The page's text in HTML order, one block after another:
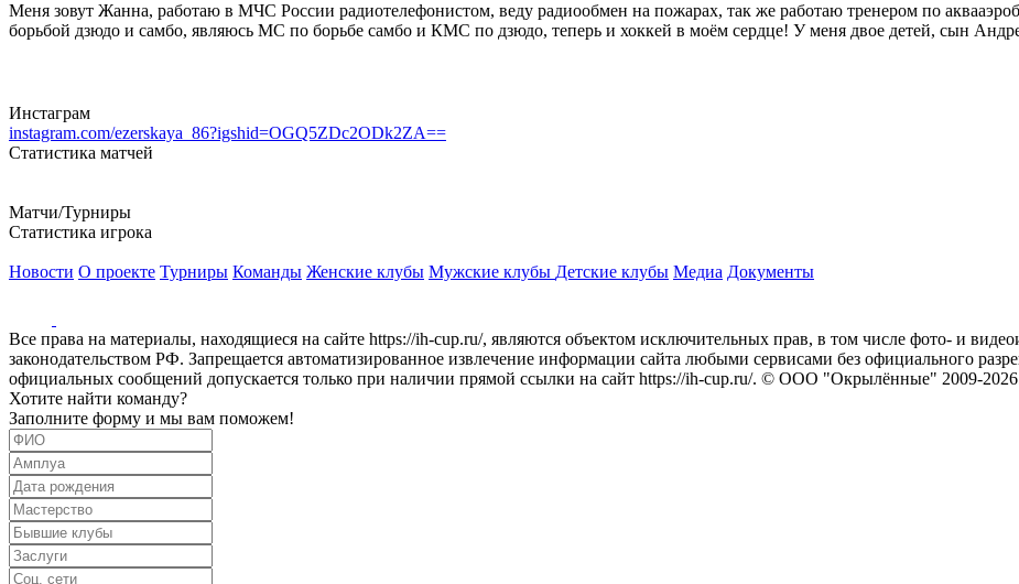
Меня зовут Жанна, работаю в МЧС России радиотелефонистом, веду радиообмен на пожарах, так же работаю тренером по
борьбой дзюдо и самбо, являюсь МС по борьбе самбо и КМС по дзюдо, теперь и хоккей в моём сердце! У меня двое детей, сын
Инстаграм
instagram.com/ezerskaya_86?igshid=OGQ5ZDc2ODk2ZA==
Статистика матчей
Матчи/Турниры
Статистика игрока
Новости О проекте Турниры Команды Женские клубы Мужские клубы Детские клубы Медиа Документы
Все права на материалы, находящиеся на сайте https://ih-cup.ru/, являются объектом исключительных прав, в том числе фото- и
законодательством РФ. Запрещается автоматизированное извлечение информации сайта любыми сервисами без официального
официальных сообщений допускается только при наличии прямой ссылки на сайт https://ih-cup.ru/. © ООО "Окрылённые" 2009-
Хотите найти команду?
Заполните форму и мы вам поможем!